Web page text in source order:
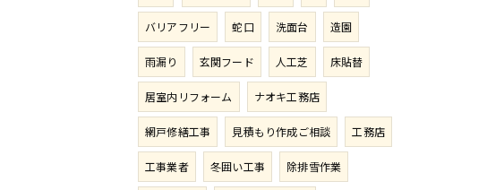
バリアフリー 蛇口 洗面台 造園
雨漏り 玄関フード 人工芝 床貼替
居室内リフォーム ナオキ工務店
網戸修繕工事 見積もり作成ご相談 工務店
工事業者 冬囲い工事 除排雪作業